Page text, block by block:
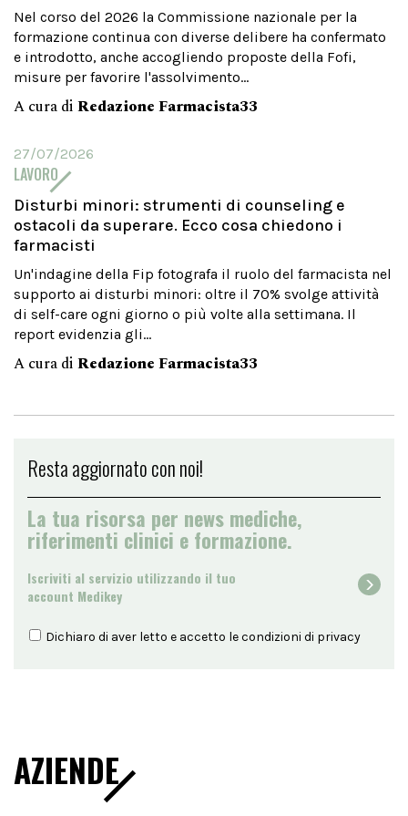
Nel corso del 2026 la Commissione nazionale per la
formazione continua con diverse delibere ha confermato
e introdotto, anche accogliendo proposte della Fofi,
misure per favorire l'assolvimento...
A cura di Redazione Farmacista33
27/07/2026
LAVORO
Disturbi minori: strumenti di counseling e
ostacoli da superare. Ecco cosa chiedono i
farmacisti
Un'indagine della Fip fotografa il ruolo del farmacista nel
supporto ai disturbi minori: oltre il 70% svolge attività
di self-care ogni giorno o più volte alla settimana. Il
report evidenzia gli...
A cura di Redazione Farmacista33
Resta aggiornato con noi!
La tua risorsa per news mediche,
riferimenti clinici e formazione.
Iscriviti al servizio utilizzando il tuo
account Medikey
Dichiaro di aver letto e accetto le condizioni di privacy
AZIENDE